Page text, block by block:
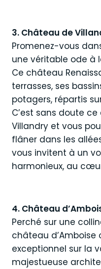
3. Château de
Promenez-vous
une véritable ode à
Ce château
terrasses, ses
potagers, répartis
C’est sans doute
Villandry et vous
flâner dans les
vous invitent à un
harmonieux, au
4. Château
Perché sur une
château
exceptionnel sur la
majestueuse